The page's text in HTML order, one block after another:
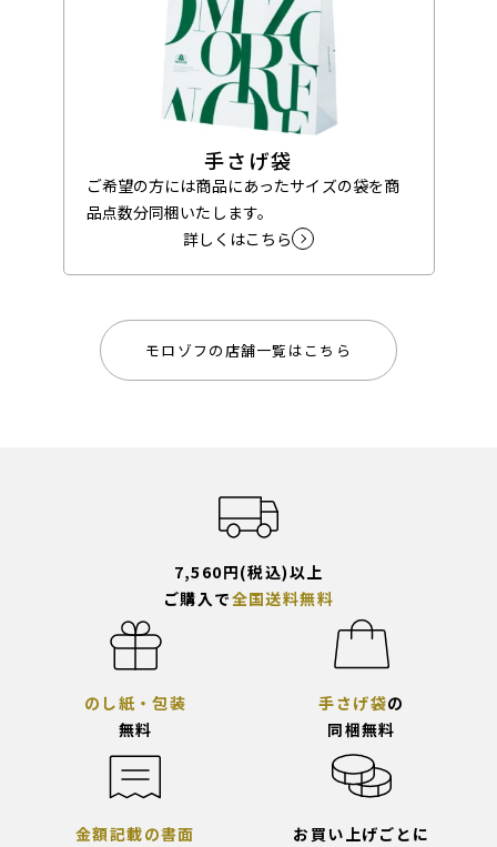
手さげ袋
ご希望の方には商品にあったサイズの袋を商
品点数分同梱いたします。
詳しくはこちら
モロゾフの店舗一覧はこちら
7,560円(税込)以上
ご購入で全国送料無料
のし紙・包装
無料
手さげ袋の
同梱無料
金額記載の書面
お買い上げごとに